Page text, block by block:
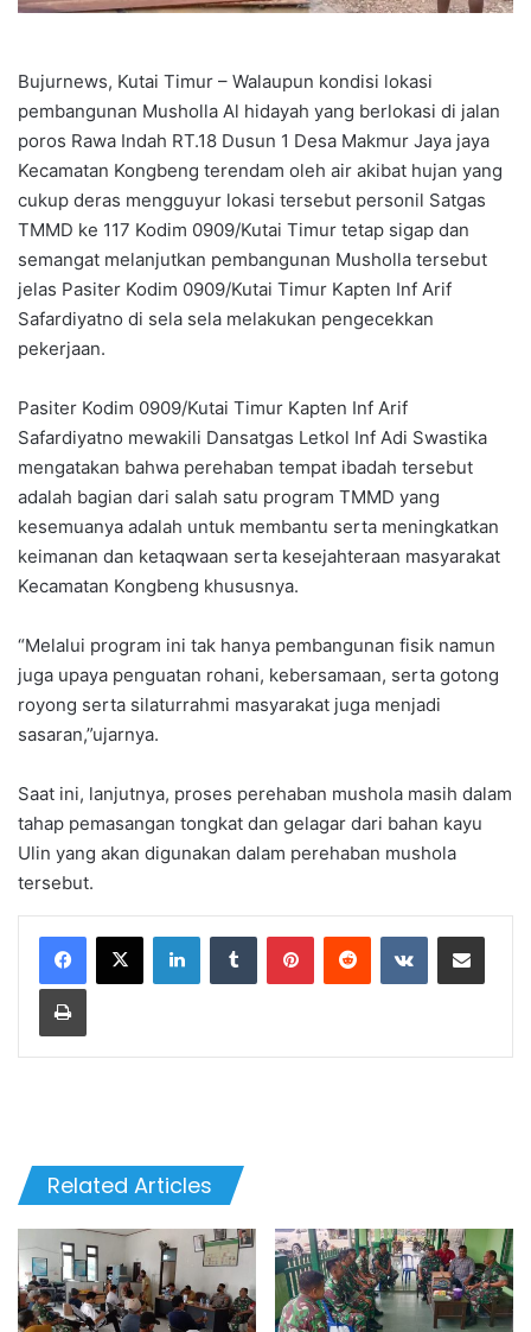
Bujurnews, Kutai Timur – Walaupun kondisi lokasi
pembangunan Musholla Al hidayah yang berlokasi di jalan
poros Rawa Indah RT.18 Dusun 1 Desa Makmur Jaya jaya
Kecamatan Kongbeng terendam oleh air akibat hujan yang
cukup deras mengguyur lokasi tersebut personil Satgas
TMMD ke 117 Kodim 0909/Kutai Timur tetap sigap dan
semangat melanjutkan pembangunan Musholla tersebut
jelas Pasiter Kodim 0909/Kutai Timur Kapten Inf Arif
Safardiyatno di sela sela melakukan pengecekkan
pekerjaan.
Pasiter Kodim 0909/Kutai Timur Kapten Inf Arif
Safardiyatno mewakili Dansatgas Letkol Inf Adi Swastika
mengatakan bahwa perehaban tempat ibadah tersebut
adalah bagian dari salah satu program TMMD yang
kesemuanya adalah untuk membantu serta meningkatkan
keimanan dan ketaqwaan serta kesejahteraan masyarakat
Kecamatan Kongbeng khususnya.
“Melalui program ini tak hanya pembangunan fisik namun
juga upaya penguatan rohani, kebersamaan, serta gotong
royong serta silaturrahmi masyarakat juga menjadi
sasaran,”ujarnya.
Saat ini, lanjutnya, proses perehaban mushola masih dalam
tahap pemasangan tongkat dan gelagar dari bahan kayu
Ulin yang akan digunakan dalam perehaban mushola
tersebut.
LinkedInTumblr PinterestReddit VKontakteShare via Email
Print
Related Articles